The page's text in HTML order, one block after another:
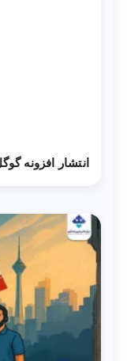
انتشار افزونه